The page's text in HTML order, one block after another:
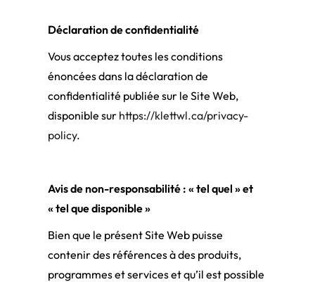
Déclaration de confidentialité
Vous acceptez toutes les conditions
énoncées dans la déclaration de
confidentialité publiée sur le Site Web,
disponible sur https://klettwl.ca/privacy-
policy.
Avis de non-responsabilité : « tel quel » et
« tel que disponible »
Bien que le présent Site Web puisse
contenir des références à des produits,
programmes et services et qu’il est possible